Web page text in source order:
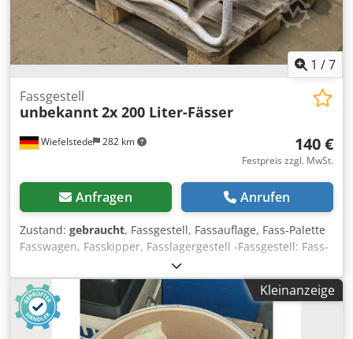
1 /7
Wiefelstede 282 km
Fassgestell
unbekannt2x 200 Liter-Fässer
140 €
Festpreis zzgl. MwSt.
Anfragen Anrufen
Zustand: gebraucht, Fassgestell, Fassauflage, Fass-Palette
Fasswagen, Fasskipper, Fasslagergestell -Fassgestell: Fass-
Palette für 200-Liter-Fässer Dcedpfxolyvc Uj Ah Tjk -
Aufnahme: mit Stapler transportierbar, siehe Fotos -
Anzahl: 2x Gestell vorhanden -Preis: pro Stück -
Abmessung: 1300/800/H275 mm -Gewicht: 25 kg/St.
Kleinanzeige